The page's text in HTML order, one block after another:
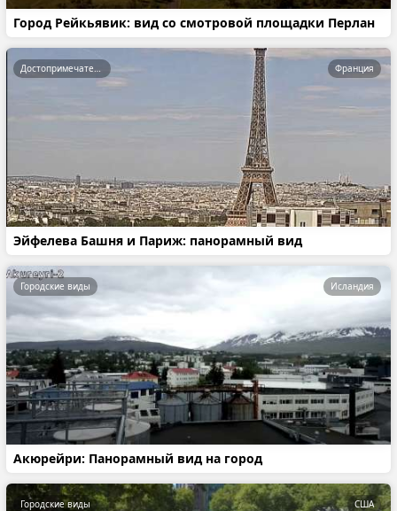
Город Рейкьявик: вид со смотровой площадки Перлан
Эйфелева Башня и Париж: панорамный вид
Достопримечательности Франция
Акюрейри: Панорамный вид на город
Городские виды Исландия
Городские виды США